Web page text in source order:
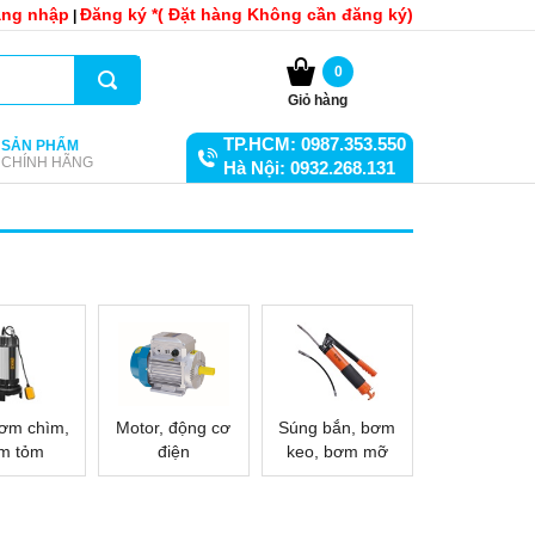
nhập Đăng ký *( Đặt hàng Không cần đăng ký)
0
Giỏ hàng
SẢN PHẨM
CHÍNH HÃNG
TP.HCM: 0987.353.550
Hà Nội: 0932.268.131
chìm,
tỏm
Motor, động cơ
điện
Súng bắn, bơm
keo, bơm mỡ